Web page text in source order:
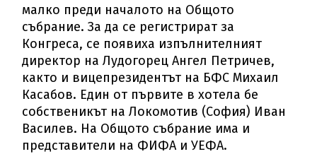
малко преди началото на Общото
събрание. За да се регистрират за
Конгреса, се появиха изпълнителният
директор на Лудогорец Ангел Петричев,
както и вицепрезидентът на БФС Михаил
Касабов. Един от първите в хотела бе
собственикът на Локомотив (София) Иван
Василев. На Общото събрание има и
представители на ФИФА и УЕФА.